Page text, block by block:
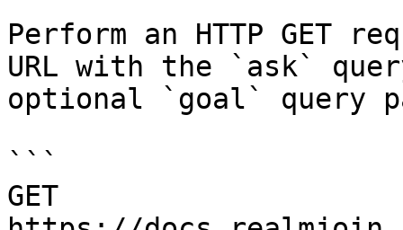
Perform an HTTP GET
URL with the `ask`
optional `goal` query
```
GET